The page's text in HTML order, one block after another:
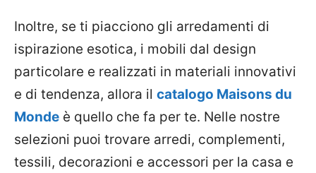
Inoltre, se ti piacciono gli arredamenti di
ispirazione esotica, i mobili dal design
particolare e realizzati in materiali innovativi
e di tendenza, allora il catalogo Maisons du
Monde è quello che fa per te. Nelle nostre
selezioni puoi trovare arredi, complementi,
tessili, decorazioni e accessori per la casa e